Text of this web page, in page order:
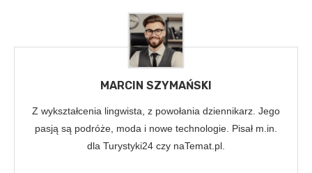
MARCIN SZYMAŃSKI
Z wykształcenia lingwista, z powołania dziennikarz. Jego
pasją są podróże, moda i nowe technologie. Pisał m.in.
dla Turystyki24 czy naTemat.pl.